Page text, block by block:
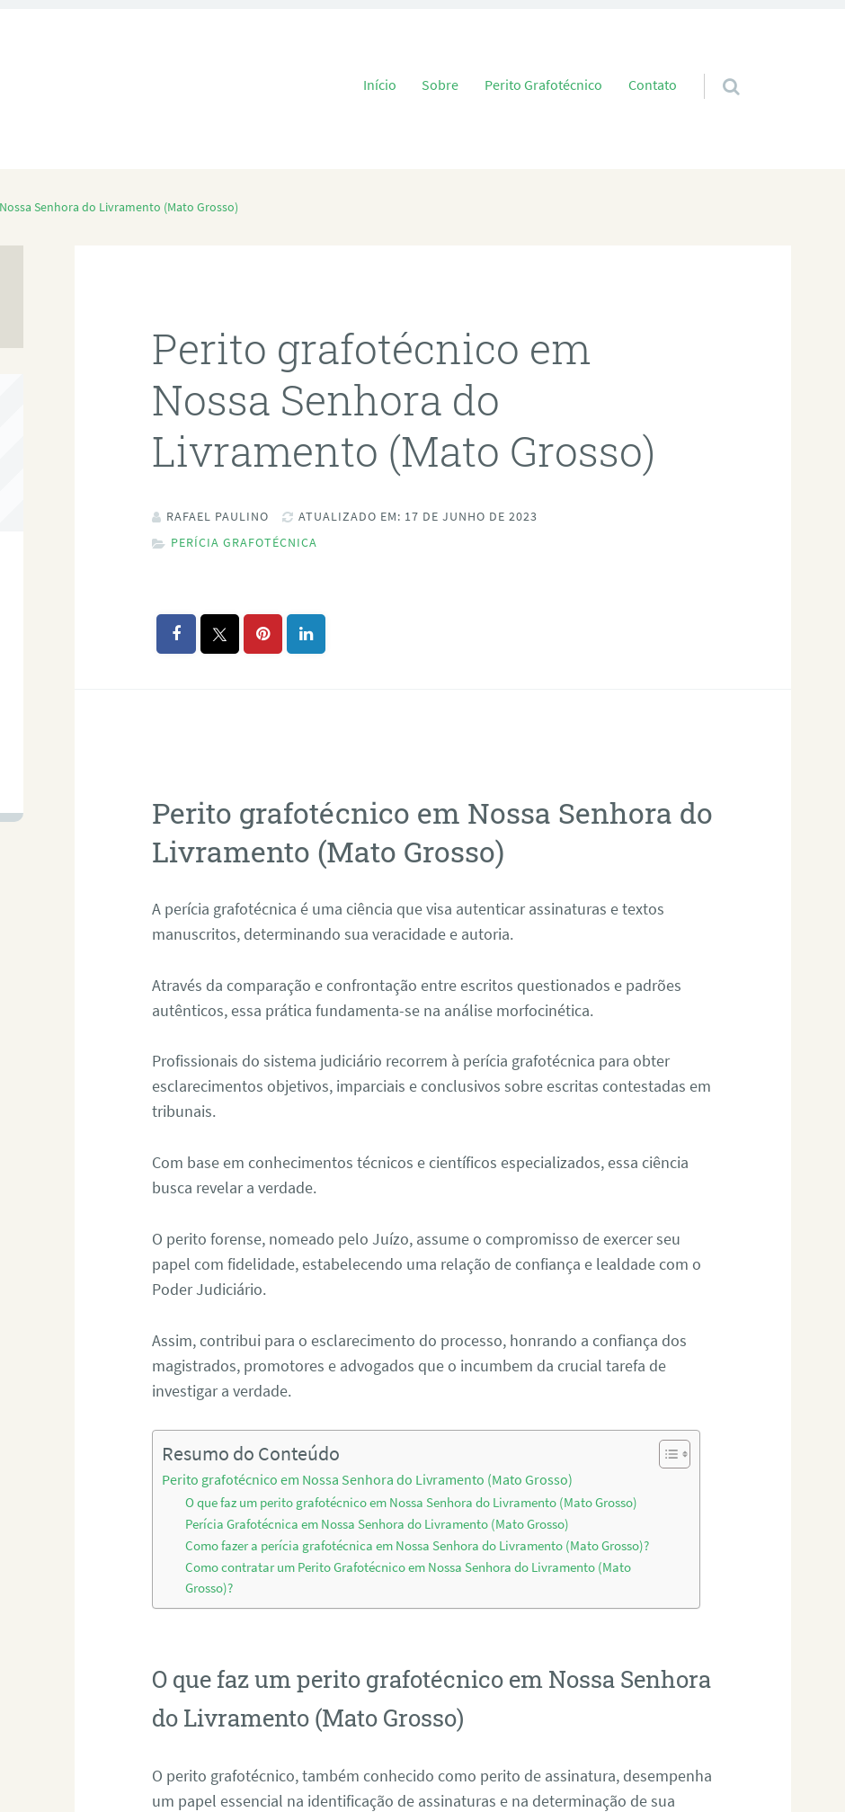
Pular para o conteúdo
Início Sobre Perito Grafotécnico Contato
Senhora do Livramento (Mato Grosso)
Perito grafotécnico em
Nossa Senhora do
Livramento (Mato Grosso)
RAFAEL PAULINO
ATUALIZADO EM: 17 DE JUNHO DE 2023
PERÍCIA GRAFOTÉCNICA
Perito grafotécnico em Nossa Senhora do
Livramento (Mato Grosso)
A perícia grafotécnica é uma ciência que visa autenticar assinaturas e textos
manuscritos, determinando sua veracidade e autoria.
Através da comparação e confrontação entre escritos questionados e padrões
autênticos, essa prática fundamenta-se na análise morfocinética.
Profissionais do sistema judiciário recorrem à perícia grafotécnica para obter
esclarecimentos objetivos, imparciais e conclusivos sobre escritas contestadas em
tribunais.
Com base em conhecimentos técnicos e científicos especializados, essa ciência
busca revelar a verdade.
O perito forense, nomeado pelo Juízo, assume o compromisso de exercer seu
papel com fidelidade, estabelecendo uma relação de confiança e lealdade com o
Poder Judiciário.
Assim, contribui para o esclarecimento do processo, honrando a confiança dos
magistrados, promotores e advogados que o incumbem da crucial tarefa de
investigar a verdade.
Resumo do Conteúdo
Perito grafotécnico em Nossa Senhora do Livramento (Mato Grosso)
O que faz um perito grafotécnico em Nossa Senhora do Livramento (Mato Grosso)
Perícia Grafotécnica em Nossa Senhora do Livramento (Mato Grosso)
Como fazer a perícia grafotécnica em Nossa Senhora do Livramento (Mato Grosso)?
Como contratar um Perito Grafotécnico em Nossa Senhora do Livramento (Mato
Grosso)?
O que faz um perito grafotécnico em Nossa Senhora
do Livramento (Mato Grosso)
O perito grafotécnico, também conhecido como perito de assinatura, desempenha
um papel essencial na identificação de assinaturas e na determinação de sua